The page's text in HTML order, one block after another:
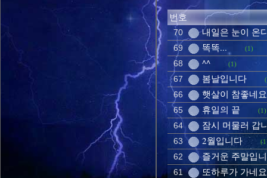
번호
70 내일은 눈이 온
69 똑똑... (1)
68 ^^ (1)
67 봄날입니다
66 햇살이 참좋네요
65 휴일의 끝 (1)
64 잠시 머물러 갑
63 2월입니다
62 즐거운 주말입
61 또하루가 가네요